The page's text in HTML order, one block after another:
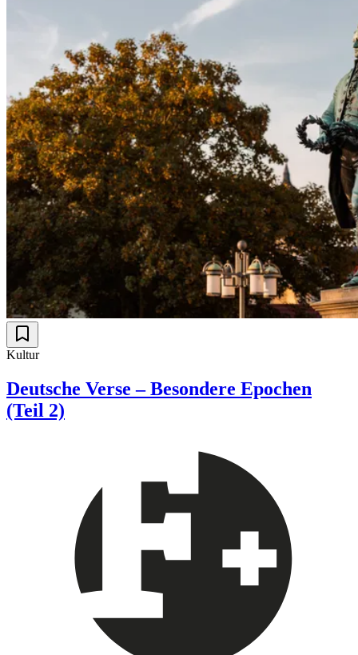
Kultur
Deutsche Verse – Besondere Epochen
(Teil 2)